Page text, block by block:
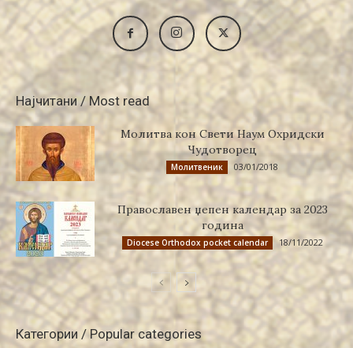
Најчитани / Most read
Молитва кон Свети Наум Охридски
Чудотворец
Молитвеник 03/01/2018
Православен џепен календар за 2023
година
Diocese Orthodox pocket calendar 18/11/2022
Категории / Popular categories